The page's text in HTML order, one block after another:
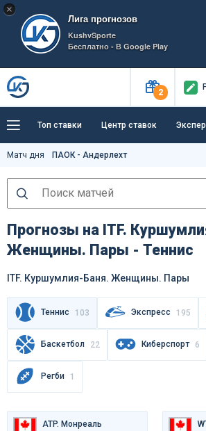
×
Лига прогнозов
KushvSporte
Бесплатно - В Google Play
2
Топ ставки Центр ставок
Тренды Букмекеры
Матч дня ПАОК - Андерлехт
Прогнозы на ITF.
Женщины. Пары - Теннис
ITF. Куршумлия-Баня. Женщины. Пары
Теннис 103 Экспресс 195
Баскетбол 22 Киберспорт 6
Регби 1
ATP. Монреаль